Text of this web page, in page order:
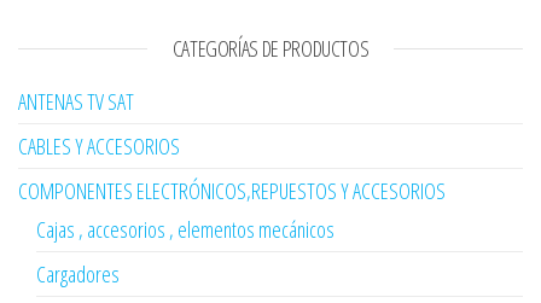
CATEGORÍAS DE PRODUCTOS
ANTENAS TV SAT
CABLES Y ACCESORIOS
COMPONENTES ELECTRÓNICOS,REPUESTOS Y ACCESORIOS
Cajas , accesorios , elementos mecánicos
Cargadores